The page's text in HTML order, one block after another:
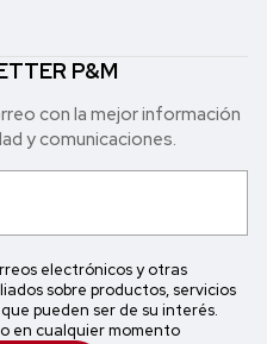
P&M
con la mejor in formación
y comunicaciones.
electrónicos y otras
sobre productos, servicios
pueden ser de su interés.
en cualquier momento